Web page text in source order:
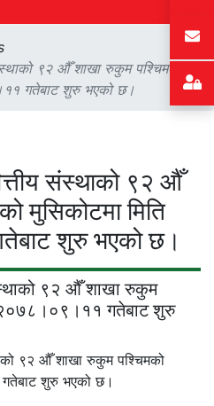
९२ ‍औँ शाखा रुकुम पश्चिमको
गतेबाट शुरु भएको छ।
संस्थाको ९२ ‍औँ
मुसिकोटमा मिति
शुरु भएको छ।
९२ ‍औँ शाखा रुकुम
२०७८।०९।११ गतेबाट शुरु